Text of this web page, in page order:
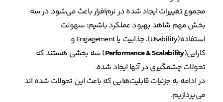
مجموع تغییرات ایجاد شده در نرم‌افزار باعث می‌شود در سه
بخش مهم شاهد بهبود عملکرد باشیم؛ سهولت
استفاده(Usability)، جذابیت یا Engagement و
کارایی(Performance & Scalability) سه بخشی هستند که
تحولات چشمگیری در آنها ایجاد شده.
در ادامه به جزئیات قابلیت‌هایی که باعث این تحولات شده اند
می‌پردازیم.